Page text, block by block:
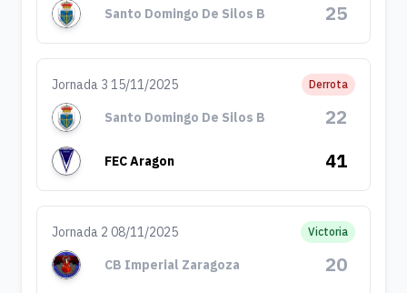
Santo Domingo De Silos B 25
Jornada 3 15/11/2025 Derrota
Santo Domingo De Silos B 22
FEC Aragon 41
Jornada 2 08/11/2025 Victoria
CB Imperial Zaragoza 20